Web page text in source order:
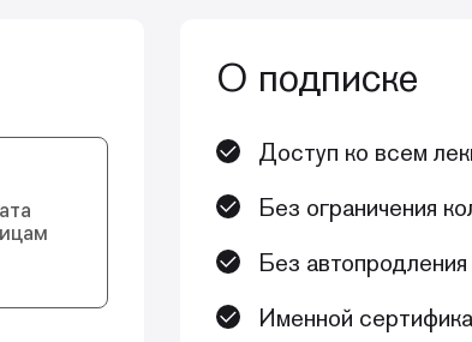
О подписке
Доступ ко всем
Без ограничения
Без автопродления
Именной